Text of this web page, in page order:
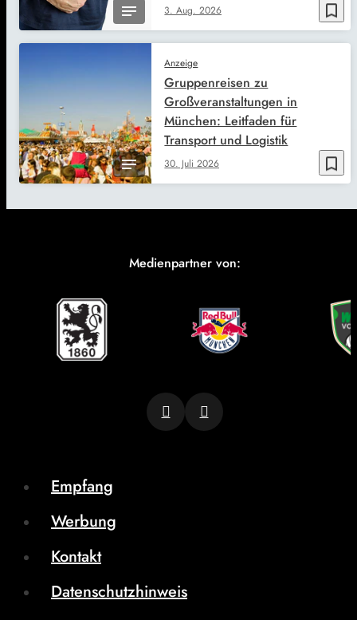
bookmark_border
3. Aug. 2026
bookmark_border
Anzeige
30. Juli 2026
Gruppenreisen zu
Großveranstaltungen in
München: Leitfaden für
Transport und Logistik
Medienpartner von:
Empfang
Werbung
Kontakt
Datenschutzhinweis